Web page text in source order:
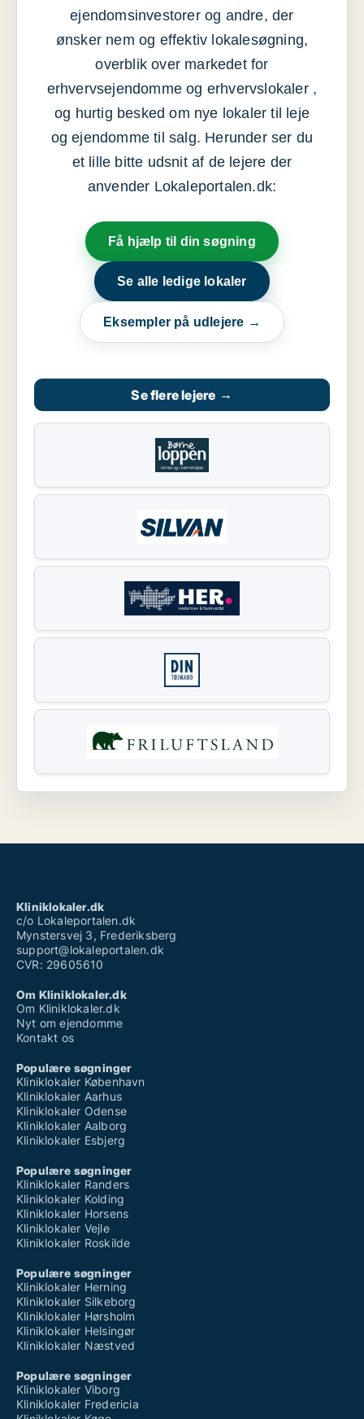
ejendomsinvestorer og andre, der
ønsker nem og effektiv lokalesøgning,
overblik over markedet for
erhvervsejendomme og erhvervslokaler ,
og hurtig besked om nye lokaler til leje
og ejendomme til salg. Herunder ser du
et lille bitte udsnit af de lejere der
anvender Lokaleportalen.dk:
Få hjælp til din søgning
Se alle ledige lokaler
Eksempler på udlejere →
Se flere lejere →
Kliniklokaler.dk
c/o Lokaleportalen.dk
Mynstersvej 3, Frederiksberg
support@lokaleportalen.dk
CVR: 29605610
Om Kliniklokaler.dk
Om Kliniklokaler.dk
Nyt om ejendomme
Kontakt os
Populære søgninger
Kliniklokaler København
Kliniklokaler Aarhus
Kliniklokaler Odense
Kliniklokaler Aalborg
Kliniklokaler Esbjerg
Populære søgninger
Kliniklokaler Randers
Kliniklokaler Kolding
Kliniklokaler Horsens
Kliniklokaler Vejle
Kliniklokaler Roskilde
Populære søgninger
Kliniklokaler Herning
Kliniklokaler Silkeborg
Kliniklokaler Hørsholm
Kliniklokaler Helsingør
Kliniklokaler Næstved
Populære søgninger
Kliniklokaler Viborg
Kliniklokaler Fredericia